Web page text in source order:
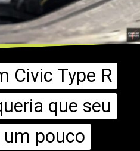
Civic Type R
que seu
pouco
Civic Type R
que seu
pouco